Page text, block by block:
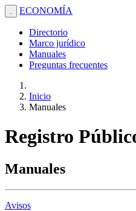
. ECONOMÍA
Directorio
Marco jurídico
Manuales
Preguntas frecuentes
Inicio
Manuales
Registro
Manuales
Avisos